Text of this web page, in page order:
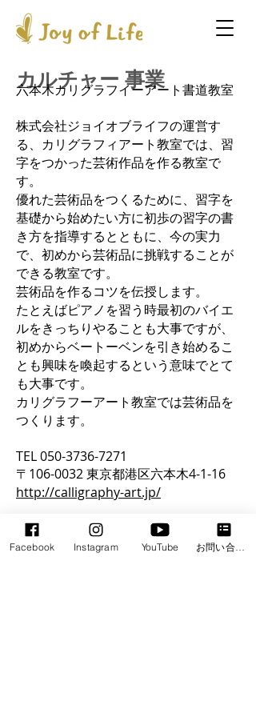
カルチャー 事業
六本木カリグラフイーアート書道教室
株式会社ジョイオブライフの運営す
る、カリグラフィアート教室では、習
字をつかった芸術作品を作る教室で
す。
優れた芸術品をつくるために、習字を
基礎から始めたい方に初歩の習字の書
き方を指導するとともに、今の実力
で、初めから芸術品に挑戦することが
できる教室です。
芸術品を作るコツを伝授します。
たとえばピアノを習う時最初のバイエ
ルをきっちりやることも大事ですが、
初めからベートーベンを引き始めるこ
とも興味を喚起するという意味でとて
も大事です。
カリグラフーアート教室では芸術品を
つくります。
TEL 050-3736-7271
〒106-0032 東京都港区六本木4-1-16
http://calligraphy-art.jp/
LINK
Facebook Instagram YouTube お問い合わせフォーム